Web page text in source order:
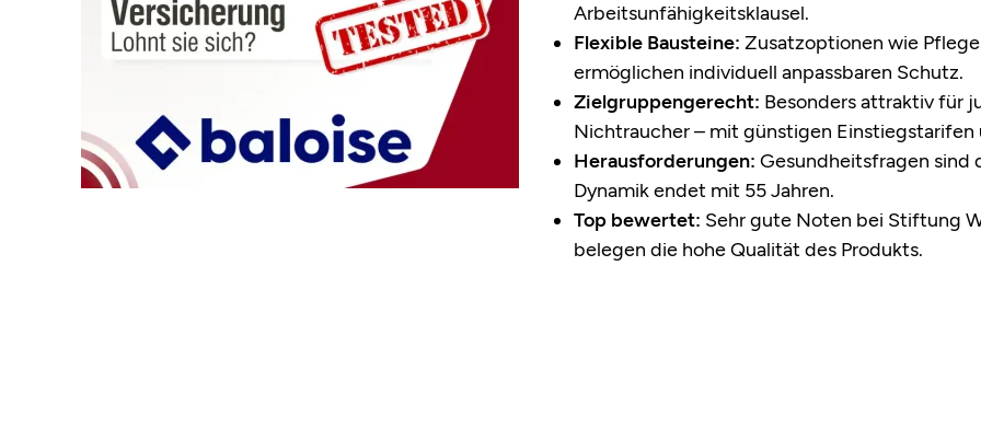
Arbeitsunfähigkeitsklausel.
Flexible Bausteine: Zusatzoptionen wie
ermöglichen individuell anpassbaren Schutz.
Zielgruppengerecht: Besonders attraktiv für
Nichtraucher – mit günstigen
Herausforderungen: Gesundheitsfragen sind
Dynamik endet mit 55 Jahren.
Top bewertet: Sehr gute Noten bei Stiftung
belegen die hohe Qualität des Produkts.